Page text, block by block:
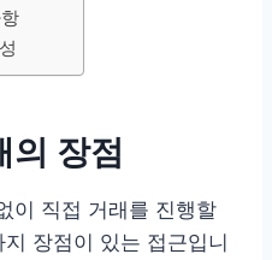
의 장점
이 직접 거래를 진행할
장점이 있는 접근입니